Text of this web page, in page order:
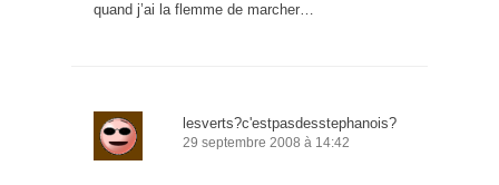
quand j’ai la flemme de marcher…
lesverts?c'estpasdesstephanois?
29 septembre 2008 à 14:42